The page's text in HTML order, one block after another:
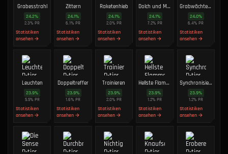
Grabesstrahl
24.2%
2.3%PR
Statistiken
ansehen →
Zittern
24.1%
6.1%PR
Statistiken
ansehen →
Raketenhieb
24.1%
2.0% PR
Statistiken
ansehen →
Dolch und Mantel
24.1%
7.2% PR
Statistiken
ansehen →
Grabwächterin
24.0%
6.4%PR
Statistiken
ansehen →
Leuchten
23.9%
5.5% PR
Statistiken
ansehen →
Doppeltreffer
23.9%
1.6%PR
Statistiken
ansehen →
Trainieren
23.9%
2.0% PR
Statistiken
ansehen →
Hellste Flamme
23.9%
1.2%PR
Statistiken
ansehen →
Synchronisieren
23.9%
1.2% PR
Statistiken
ansehen →